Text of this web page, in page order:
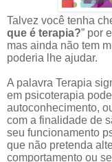
Talvez você tenha
que é terapia?” por
mas ainda não tem
poderia lhe ajudar.
A palavra Terapia
em psicoterapia
autoconhecimento,
com a finalidade de
seu funcionamento
que não pretenda
comportamento ou